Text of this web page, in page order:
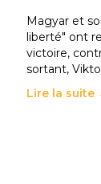
En Hongrie,
Magyar et
liberté" ont
victoire,
sortant,
Lire la suite